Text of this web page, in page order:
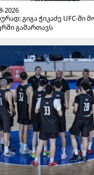
2026
გიგა ჭიკაძე UFC-ში
გამართავს